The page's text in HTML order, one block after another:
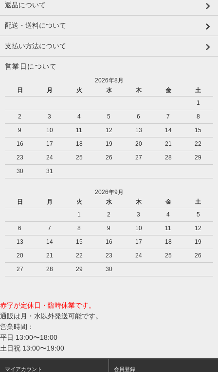
返品について
配送・送料について
支払い方法について
営業日について
2026年8月
日
月 火 水 木 金
土
1
2
3 4 5 6 7
8
9
10 11 12 13 14
15
16
17 18 19 20 21
22
23
24 25 26 27 28
29
30
31
2026年9月
日
月 火 水 木 金
土
1
2 3 4
5
6
7 8 9 10 11
12
13
14 15 16 17 18
19
20
21 22 23 24 25
26
27
28 29 30
赤字が定休日・臨時休業です。
通販は月・水以外発送可能です。
営業時間：
平日 13:00〜18:00
土日祝 13:00〜19:00
マイアカウント 会員登録